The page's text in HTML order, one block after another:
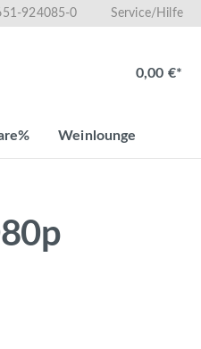
924085-0 Service/Hilfe
0,00 €*
Weinlounge